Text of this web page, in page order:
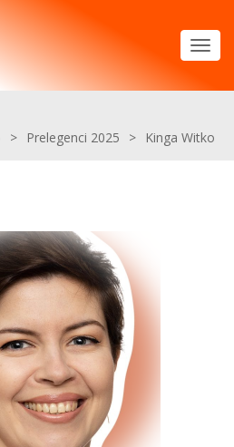
> Prelegenci 2025 > Kinga Witko